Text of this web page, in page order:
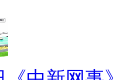
数”两种，1、2
另一些数。如